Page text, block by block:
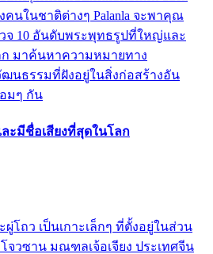
นในชาติต่างๆ Palanla จะพาคุณ
จ 10 อันดับพระพุทธรูปที่ใหญ่และ
มาค้นหาความหมายทาง
นธรรมที่ฝังอยู่ในสิ่งก่อสร้างอัน
มๆ กัน
ะมีชื่อเสียงที่สุดในโลก
ผู่โถว เป็นเกาะเล็กๆ ที่ตั้งอยู่ในส่วน
จวซาน มณฑลเจ้อเจียง ประเทศจีน